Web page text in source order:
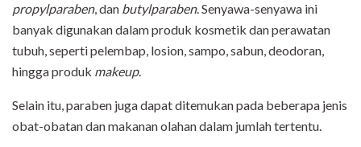
propylparaben, dan butylparaben. Senyawa-senyawa ini
banyak digunakan dalam produk kosmetik dan perawatan
tubuh, seperti pelembap, losion, sampo, sabun, deodoran,
hingga produk makeup.
Selain itu, paraben juga dapat ditemukan pada beberapa jenis
obat-obatan dan makanan olahan dalam jumlah tertentu.